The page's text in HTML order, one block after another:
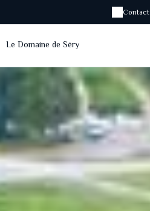
Contact
Le Domaine de Séry